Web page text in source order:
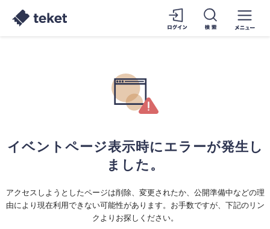
イベントページ表示時にエラーが発生し
ました。
アクセスしようとしたページは削除、変更されたか、公開準備中などの理
由により現在利用できない可能性があります。お手数ですが、下記のリン
クよりお探しください。